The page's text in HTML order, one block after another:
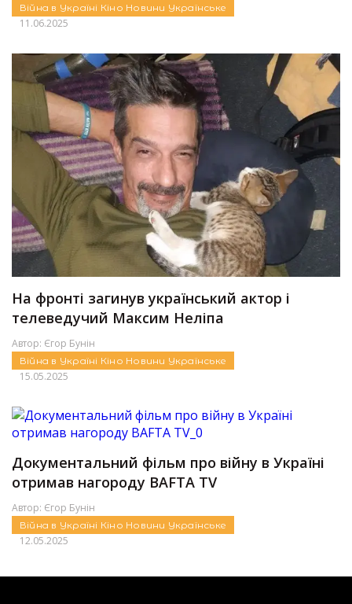
Війна в Україні Кіно Новини Українське
11.06.2025
На фронті загинув український актор і
телеведучий Максим Неліпа
Автор: Єгор Бунін
Війна в Україні Кіно Новини Українське
15.05.2025
Документальний фільм про війну в Україні
отримав нагороду BAFTA TV
Автор: Єгор Бунін
Війна в Україні Кіно Новини Українське
12.05.2025